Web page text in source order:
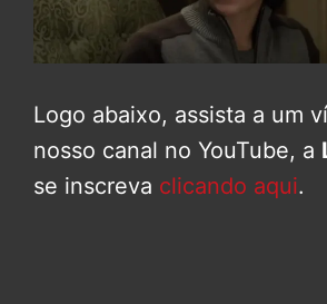
Logo abaixo, assista a um
nosso canal no YouTube, a
se inscreva clicando aqui.